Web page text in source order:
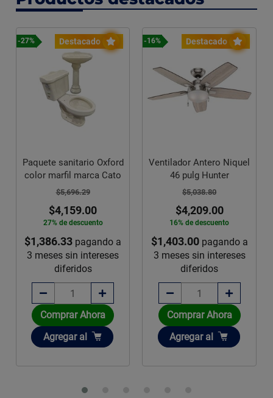
Destacado
-27%
Paquete sanitario Oxford
color marfil marca Cato
$5,696.29
$4,159.00
27% de descuento
$1,386.33 pagando a
3 meses sin intereses
diferidos
Comprar Ahora
Añadir
Agregar al
Destacado
-16%
Ventilador Antero Niquel
46 pulg Hunter
$5,038.80
$4,209.00
16% de descuento
$1,403.00pagando a
3 meses sin intereses
diferidos
Comprar Ahora
Añadir
Agregar al